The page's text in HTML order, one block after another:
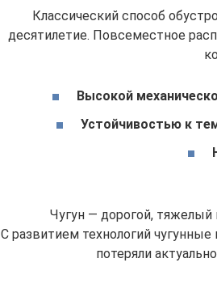
Классический способ
десятилетие. Повсеместное
Высокой
Устойчивостью к
Чугун — дорогой,
С развитием технологий
потеряли